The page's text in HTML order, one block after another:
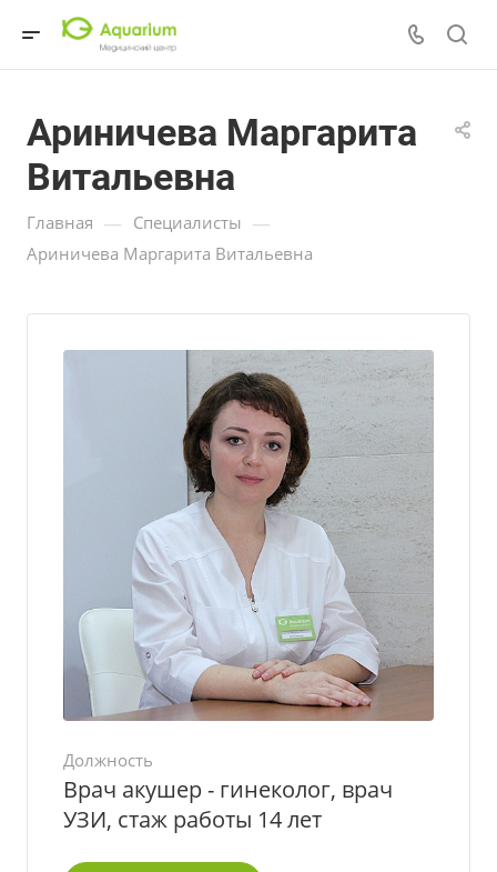
Ариничева Маргарита
Витальевна
Главная — Специалисты —
Ариничева Маргарита Витальевна
Должность
Врач акушер - гинеколог, врач
УЗИ, стаж работы 14 лет